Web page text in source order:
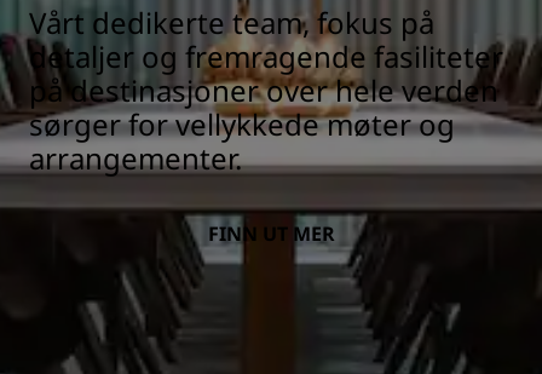
Vårt dedikerte team, fokus på
detaljer og fremragende fasiliteter
på destinasjoner over hele verden
sørger for vellykkede møter og
arrangementer.
FINN UT MER